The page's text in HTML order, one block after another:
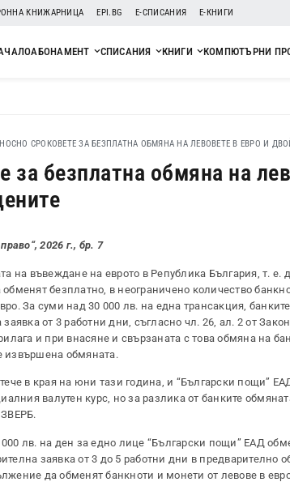
КНИЖАРНИЦА EPI.BG Е-СПИСАНИЯ Е-КНИГИ
АБОНАМЕНТ СПИСАНИЯ КНИГИ КОМПЮТЪРНИ
СРОКОВЕТЕ ЗА БЕЗПЛАТНА ОБМЯНА НА ЛЕВОВЕТЕ В ЕВРО И
за безплатна обмяна на
2026 г., бр. 7
на въвеждане на еврото в Република България, т. е.
безплатно, в неограничено количество
За суми над 30 000 лв. на една трансакция,
от 3 работни дни, съгласно чл. 26, ал. 2 от
и при внасяне и свързаната с това обмяна на
извършена обмяната.
в края на юни тази година, и “Български пощи”
валутен курс, но за разлика от банките
лв. на ден за едно лице “Български пощи” ЕАД
заявка от 3 до 5 работни дни в предварително
да обменят банкноти и монети от левове в